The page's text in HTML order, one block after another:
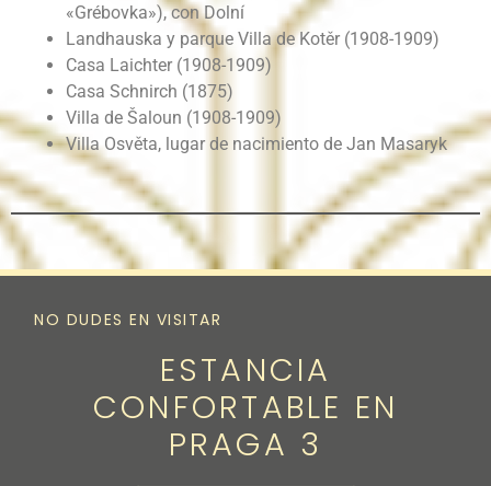
«Grébovka»), con Dolní
Landhauska y parque Villa de Kotěr (1908-1909)
Casa Laichter (1908-1909)
Casa Schnirch (1875)
Villa de Šaloun (1908-1909)
Villa Osvěta, lugar de nacimiento de Jan Masaryk
NO DUDES EN VISITAR
ESTANCIA
CONFORTABLE EN
PRAGA 3